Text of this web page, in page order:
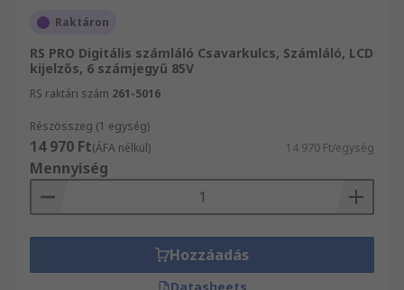
Raktáron
RS PRO Digitális számláló Csavarkulcs, Számláló, LCD
kijelzős, 6 számjegyű 85V
RS raktári szám 261-5016
Részösszeg (1 egység)
14 970 Ft(ÁFA nélkül) 14 970 Ft/egység
Mennyiség
Hozzáadás